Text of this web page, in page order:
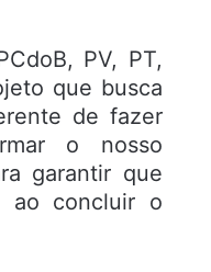
PV, PT,
que busca
de fazer
o nosso
garantir que
ao concluir o